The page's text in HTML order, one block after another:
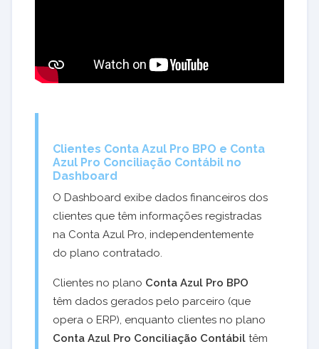
Clientes Conta Azul Pro BPO e Conta
Azul Pro Conciliação Contábil no
Dashboard
O Dashboard exibe dados financeiros dos
clientes que têm informações registradas
na Conta Azul Pro, independentemente
do plano contratado.
Clientes no plano Conta Azul Pro BPO
têm dados gerados pelo parceiro (que
opera o ERP), enquanto clientes no plano
Conta Azul Pro Conciliação Contábil têm